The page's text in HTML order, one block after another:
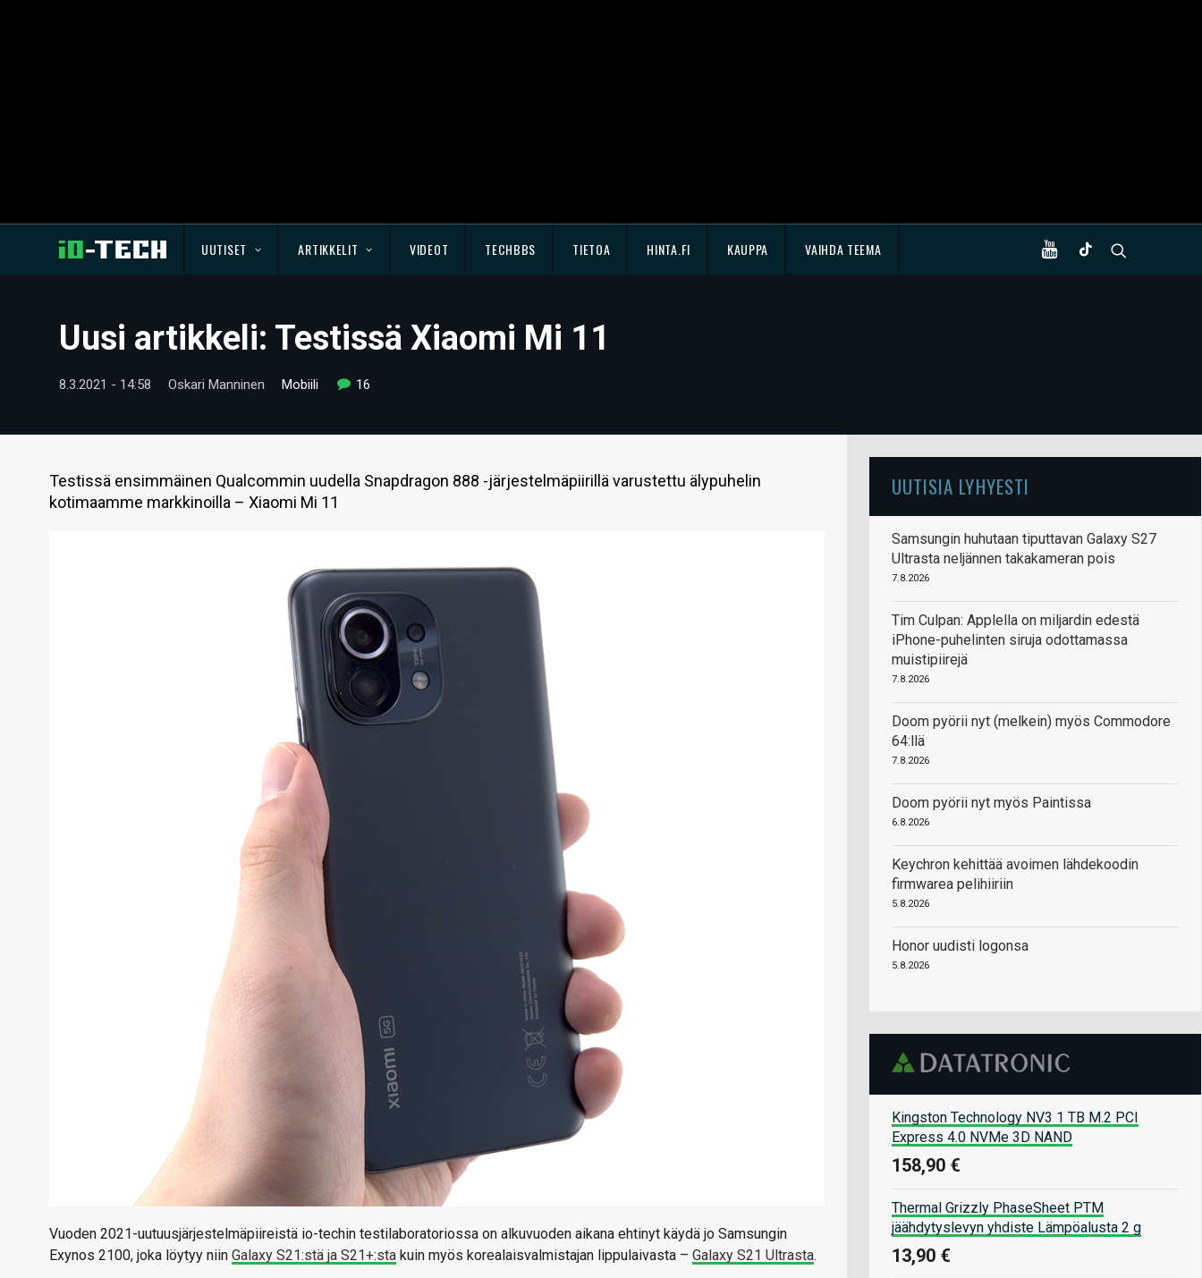
UUTISET ARTIKKELIT VIDEOT TECHBBS TIETOA HINTA.FI KAUPPA VAIHDA TEEMA
Uusi artikkeli: Testissä Xiaomi Mi 11
8.3.2021 - 14:58 Oskari Manninen Mobiili 16
Testissä ensimmäinen Qualcommin uudella Snapdragon 888 -järjestelmäpiirillä varustettu älypuhelin
kotimaamme markkinoilla – Xiaomi Mi 11
Vuoden 2021-uutuusjärjestelmäpiireistä io-techin testilaboratoriossa on alkuvuoden aikana ehtinyt käydä jo Samsungin
Exynos 2100, joka löytyy niin Galaxy S21:stä ja S21+:sta kuin myös korealaisvalmistajan lippulaivasta – Galaxy S21 Ultrasta.
UUTISIA LYHYESTI
Samsungin huhutaan tiputtavan Galaxy S27
Ultrasta neljännen takakameran pois
7.8.2026
Tim Culpan: Applella on miljardin edestä
iPhone-puhelinten siruja odottamassa
muistipiirejä
7.8.2026
Doom pyörii nyt (melkein) myös Commodore
64:llä
7.8.2026
Doom pyörii nyt myös Paintissa
6.8.2026
Keychron kehittää avoimen lähdekoodin
firmwarea pelihiiriin
5.8.2026
Honor uudisti logonsa
5.8.2026
Kingston Technology NV3 1 TB M.2 PCI
Express 4.0 NVMe 3D NAND
158,90 €
Thermal Grizzly PhaseSheet PTM
jäähdytyslevyn yhdiste Lämpöalusta 2 g
13,90 €